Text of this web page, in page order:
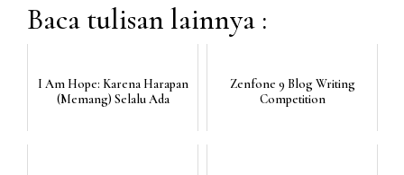
Baca tulisan lainnya :
I Am Hope: Karena Harapan
(Memang) Selalu Ada
Zenfone 9 Blog Writing
Competition